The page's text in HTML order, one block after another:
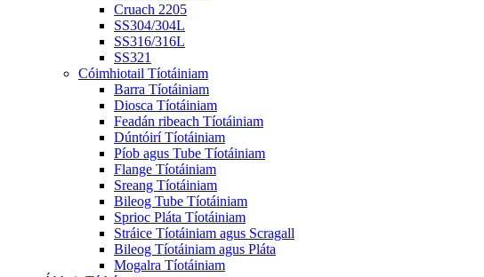
Cruach 2205
SS304/304L
SS316/316L
SS321
Cóimhiotail Tíotáiniam
Barra Tíotáiniam
Diosca Tíotáiniam
Feadán ribeach Tíotáiniam
Dúntóirí Tíotáiniam
Píob agus Tube Tíotáiniam
Flange Tíotáiniam
Sreang Tíotáiniam
Bileog Tube Tíotáiniam
Sprioc Pláta Tíotáiniam
Stráice Tíotáiniam agus Scragall
Bileog Tíotáiniam agus Pláta
Mogalra Tíotáiniam